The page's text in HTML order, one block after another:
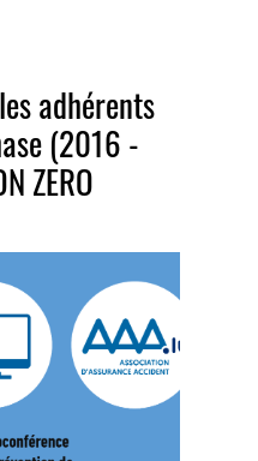
adhérents
(2016 -
ZERO